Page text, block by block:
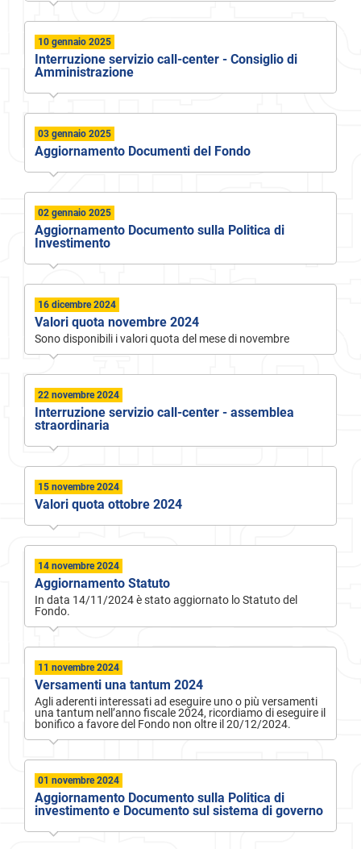
10 gennaio 2025
Interruzione servizio call-center - Consiglio di
Amministrazione
03 gennaio 2025
Aggiornamento Documenti del Fondo
02 gennaio 2025
Aggiornamento Documento sulla Politica di
Investimento
16 dicembre 2024
Valori quota novembre 2024
Sono disponibili i valori quota del mese di novembre
22 novembre 2024
Interruzione servizio call-center - assemblea
straordinaria
15 novembre 2024
Valori quota ottobre 2024
14 novembre 2024
Aggiornamento Statuto
In data 14/11/2024 è stato aggiornato lo Statuto del
Fondo.
11 novembre 2024
Versamenti una tantum 2024
Agli aderenti interessati ad eseguire uno o più versamenti
una tantum nell’anno fiscale 2024, ricordiamo di eseguire il
bonifico a favore del Fondo non oltre il 20/12/2024.
01 novembre 2024
Aggiornamento Documento sulla Politica di
investimento e Documento sul sistema di governo